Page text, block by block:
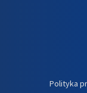
Polityka